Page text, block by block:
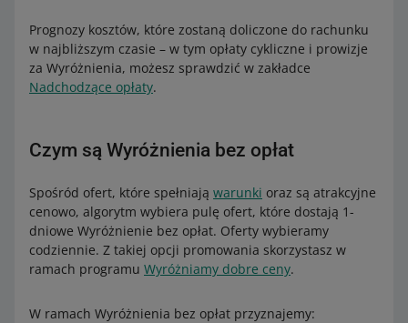
Prognozy kosztów, które zostaną doliczone do rachunku
w najbliższym czasie – w tym opłaty cykliczne i prowizje
za Wyróżnienia, możesz sprawdzić w zakładce
Nadchodzące opłaty.
Czym są Wyróżnienia bez opłat
Spośród ofert, które spełniają warunki oraz są atrakcyjne
cenowo, algorytm wybiera pulę ofert, które dostają 1-
dniowe Wyróżnienie bez opłat. Oferty wybieramy
codziennie. Z takiej opcji promowania skorzystasz w
ramach programu Wyróżniamy dobre ceny.
W ramach Wyróżnienia bez opłat przyznajemy: